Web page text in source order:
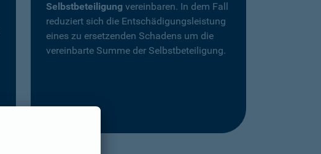
Selbstbeteiligung vereinbaren. In dem Fall
reduziert sich die Entschädigungsleistung
eines zu ersetzenden Schadens um die
vereinbarte Summe der Selbstbeteiligung.